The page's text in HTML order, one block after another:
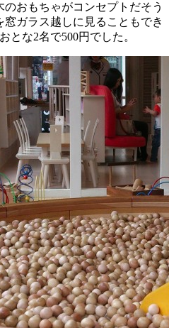
おもちゃがコンセプトだそう
ガラス越しに見ることもでき
とな2名で500円でした。